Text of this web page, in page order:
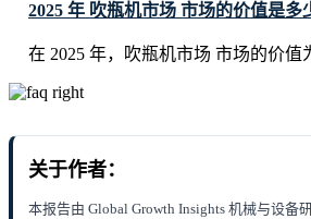
2025 年 吹瓶机市场 市场的价值是多
在 2025 年，吹瓶机市场 市场的价值
关于作者：
本报告由 Global Growth Insights 机械与设备